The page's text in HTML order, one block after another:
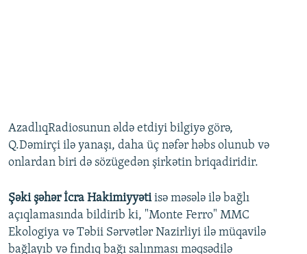
AzadlıqRadiosunun əldə etdiyi bilgiyə görə,
Q.Dəmirçi ilə yanaşı, daha üç nəfər həbs olunub və
onlardan biri də sözügedən şirkətin briqadiridir.
Şəki şəhər İcra Hakimiyyətiisə məsələ ilə bağlı
açıqlamasında bildirib ki, "Monte Ferro" MMC
Ekologiya və Təbii Sərvətlər Nazirliyi ilə müqavilə
bağlayıb və fındıq bağı salınması məqsədilə